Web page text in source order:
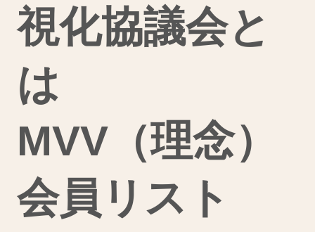
視化協議会と
は
MVV（理念）
会員リスト